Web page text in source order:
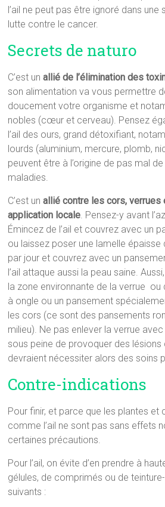
l’ail ne peut pas être ignoré dans
lutte contre le cancer.
Secrets de naturo
C’est unallié de l’élimination des
son alimentation va vous permettre
doucement votre organisme et
nobles (cœur et cerveau). Pensez
l’ail des ours, grand détoxifiant,
lourds (aluminium, mercure, plomb,
peuvent être à l’origine de pas mal
maladies.
C’est unallié contre les cors, verrues
application locale. Pensez-y avant
Émincez de l’ail et couvrez avec un
ou laissez poser une lamelle épaisse
par jour et couvrez avec un
l’ail attaque aussi la peau saine.
la zone environnante de la verrue ou
à ongle ou un pansement
les cors (ce sont des pansements
milieu). Ne pas enlever la verrue
sous peine de provoquer des lésions
devraient nécessiter alors des soins
Contre-indications
Pour finir, et parce que les plantes et
comme l’ail ne sont pas sans effets
certaines précautions.
Pour l’ail, on évite d’en prendre à
gélules, de comprimés ou de
suivants :